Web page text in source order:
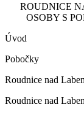
ROUDNICE
OSOBY S
Úvod
Pobočky
Roudnice nad
Roudnice nad